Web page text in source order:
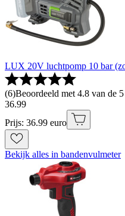
LUX 20V luchtpomp 10 bar
(6)Beoordeeld met 4.8 van de
36.99
Prijs: 36.99 euro
Bekijk alles in bandenvulmeter